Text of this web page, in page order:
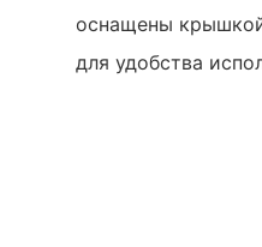
оснащены
для удобства